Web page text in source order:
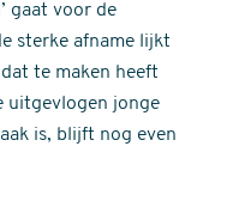
gaat voor de
sterke afname lijkt
te maken heeft
uitgevlogen jonge
is, blijft nog even